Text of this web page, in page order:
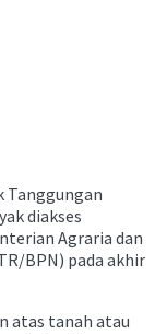
Tanggungan
diakses
Agraria dan
BPN) pada akhir
atas tanah atau